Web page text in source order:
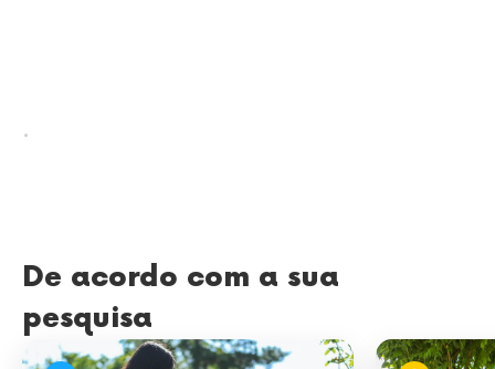
.
De acordo com a sua
pesquisa